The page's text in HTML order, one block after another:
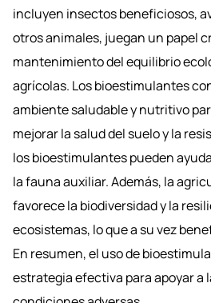
incluyen insectos beneficiosos,
otros animales, juegan un papel
mantenimiento del equilibrio
agrícolas. Los bioestimulantes
ambiente saludable y nutritivo
mejorar la salud del suelo y la
los bioestimulantes pueden
la fauna auxiliar. Además, la
favorece la biodiversidad y la
ecosistemas, lo que a su vez
En resumen, el uso de
estrategia efectiva para apoyar a